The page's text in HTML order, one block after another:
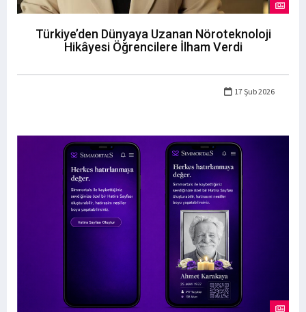
Türkiye’den Dünyaya Uzanan Nöroteknoloji
Hikâyesi Öğrencilere İlham Verdi
17 Şub 2026